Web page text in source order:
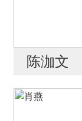
陈泇文